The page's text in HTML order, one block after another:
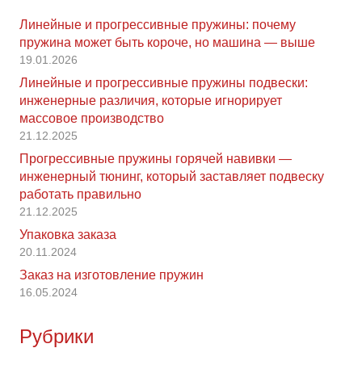
Линейные и прогрессивные пружины: почему
пружина может быть короче, но машина — выше
19.01.2026
Линейные и прогрессивные пружины подвески:
инженерные различия, которые игнорирует
массовое производство
21.12.2025
Прогрессивные пружины горячей навивки —
инженерный тюнинг, который заставляет подвеску
работать правильно
21.12.2025
Упаковка заказа
20.11.2024
Заказ на изготовление пружин
16.05.2024
Рубрики